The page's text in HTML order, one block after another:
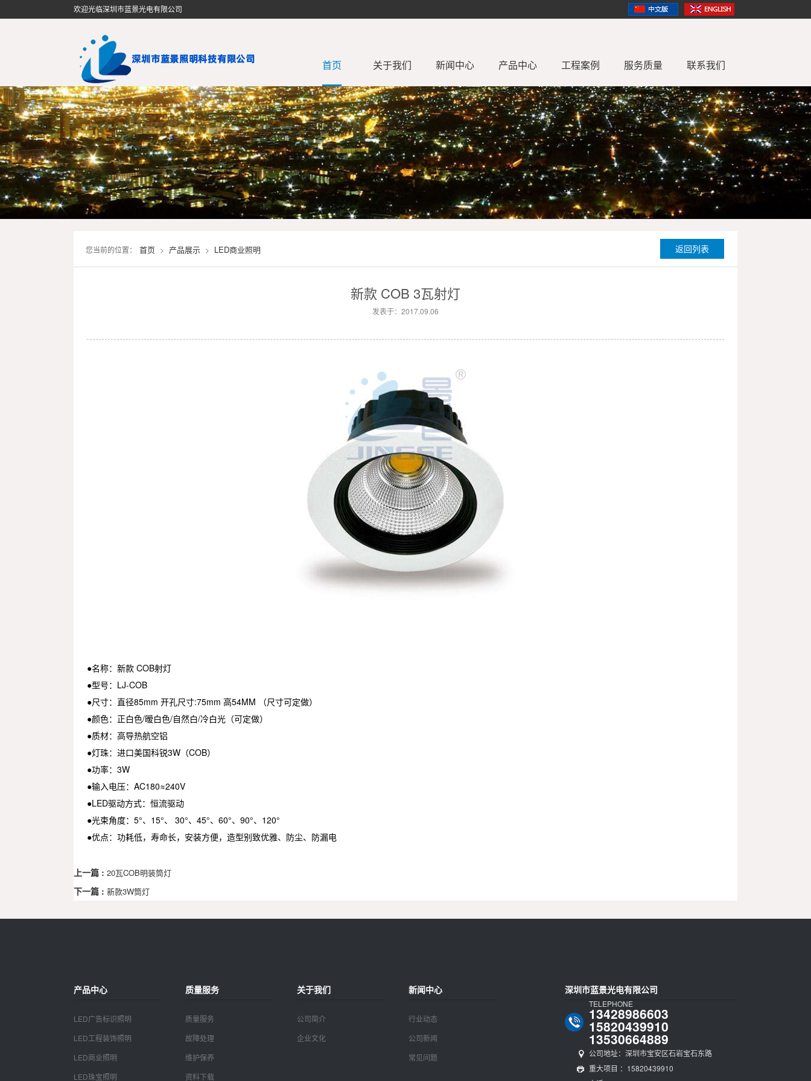
欢迎光临深圳市蓝景光电有限公司
首页 关于我们
公司简介 企业文化
新闻中心
行业动态 公司新闻 常见问题
产品中心
LED广告标识照明 LED工程装饰照明 LED商业照明 LED珠宝照明
COB线性软灯带
工程案例
合作品牌 LED室内照明工程 LED户外照明工程
服务质量
质量服务 故障处理 维护保养
联系我们
返回列表
您当前的位置： 首页 > 产品展示 > LED商业照明
新款 COB 3瓦射灯
发表于：2017.09.06
●名称：新款 COB射灯
●型号：LJ-COB
●尺寸：直径85mm 开孔尺寸:75mm 高54MM （尺寸可定做）
●颜色：正白色/暧白色/自然白/冷白光（可定做）
●质材：高导热航空铝
●灯珠：进口美国科锐3W（COB）
●功率：3W
●输入电压：AC180≈240V
●LED驱动方式：恒流驱动
●光束角度：5°、15°、 30°、45°、60°、90°、120°
●优点：功耗低，寿命长，安装方便，造型别致优雅、防尘、防漏电
上一篇 : 20瓦COB明装筒灯
下一篇 : 新款3W筒灯
产品中心
LED广告标识照明
LED工程装饰照明
LED商业照明
LED珠宝照明
质量服务
质量服务
故障处理
维护保养
资料下载
关于我们
公司简介
企业文化
新闻中心
行业动态
公司新闻
常见问题
深圳市蓝景光电有限公司
TELEPHONE
13428986603
15820439910
13530664889
公司地址：深圳市宝安区石岩宝石东路
重大项目 ：15820439910